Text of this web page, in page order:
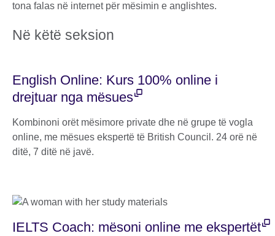
tona falas në internet për mësimin e anglishtes.
Në këtë seksion
English Online: Kurs 100% online i
drejtuar nga mësues
Kombinoni orët mësimore private dhe në grupe të vogla
online, me mësues ekspertë të British Council. 24 orë në
ditë, 7 ditë në javë.
IELTS Coach: mësoni online me ekspertët